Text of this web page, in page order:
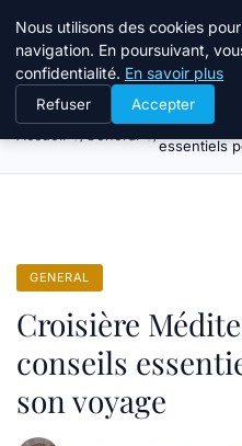
Tourisme Landes
Croisière
essentiels
GENERAL
Croisière
conseils
son voyage
Nous utilisons des cookies
navigation. En poursuivant,
confidentialité. En savoir plus
Refuser Accepter